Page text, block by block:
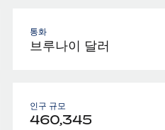
통화
브루나이 달러
인구 규모
460,345